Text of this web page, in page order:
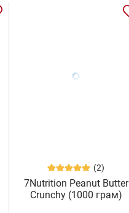
(2)
7Nutrition Peanut Butter
Crunchy (1000 грам)